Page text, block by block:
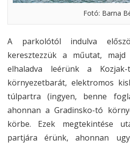
Fotó: Barna
A parkolótól indulva
keresztezzük a műutat,
elhaladva leérünk a
környezetbarát, elektromos
túlpartra (ingyen, benne
ahonnan a Gradinsko-tó
körbe. Ezek megtekintése
partjára érünk, ahonnan